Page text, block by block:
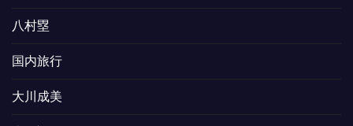
八村塁
国内旅行
大川成美